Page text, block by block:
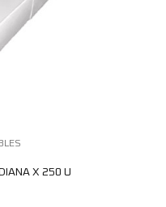
X 250 U